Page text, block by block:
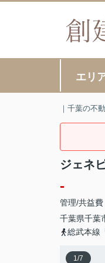
エリ
｜千葉の不
ジェネ
-
管理/共益費
千葉県千葉
総武本線
1/7